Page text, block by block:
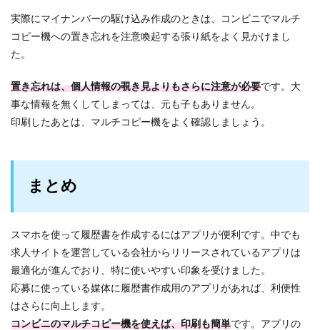
実際にマイナンバーの駆け込み作成のときは、コンビニでマルチ
コピー機への置き忘れを注意喚起する張り紙をよく見かけまし
た。
置き忘れは、個人情報の覗き見よりもさらに注意が必要です。大
事な情報を無くしてしまっては、元も子もありません。
印刷したあとは、マルチコピー機をよく確認しましょう。
まとめ
スマホを使って履歴書を作成するにはアプリが便利です。中でも
求人サイトを運営している会社からリリースされているアプリは
最適化が進んでおり、特に使いやすい印象を受けました。
応募に使っている媒体に履歴書作成用のアプリがあれば、利便性
はさらに向上します。
コンビニのマルチコピー機を使えば、印刷も簡単です。アプリの